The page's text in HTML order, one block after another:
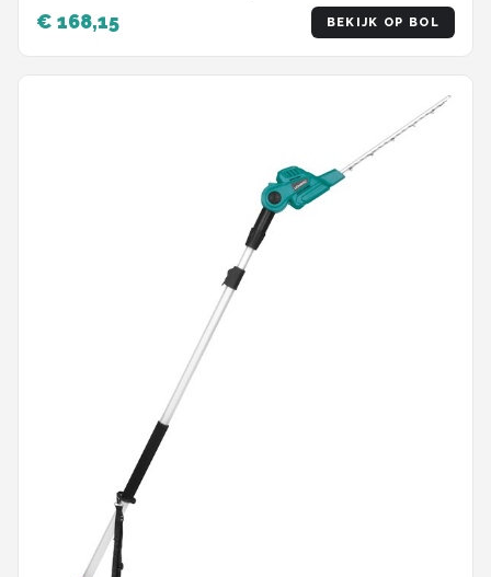
€ 168,15 BEKIJK OP BOL